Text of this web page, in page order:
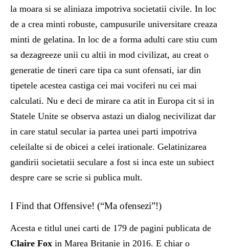
la moara si se aliniaza impotriva societatii civile. In loc
de a crea minti robuste, campusurile universitare creaza
minti de gelatina. In loc de a forma adulti care stiu cum
sa dezagreeze unii cu altii in mod civilizat, au creat o
generatie de tineri care tipa ca sunt ofensati, iar din
tipetele acestea castiga cei mai vociferi nu cei mai
calculati. Nu e deci de mirare ca atit in Europa cit si in
Statele Unite se observa astazi un dialog necivilizat dar
in care statul secular ia partea unei parti impotriva
celeilalte si de obicei a celei irationale. Gelatinizarea
gandirii societatii seculare a fost si inca este un subiect
despre care se scrie si publica mult.
I Find that Offensive! (“Ma ofensezi”!)
Acesta e titlul unei carti de 179 de pagini publicata de
Claire Fox in Marea Britanie in 2016. E chiar o